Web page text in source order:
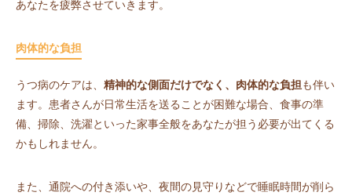
あなたを疲弊させていきます。
肉体的な負担
うつ病のケアは、 精神的な側面だけでなく、肉体的な負担 も伴い
ます。患者さんが日常生活を送ることが困難な場合、食事の準
備、掃除、洗濯といった家事全般をあなたが担う必要が出てくる
かもしれません。
また、通院への付き添いや、夜間の見守りなどで睡眠時間が削ら